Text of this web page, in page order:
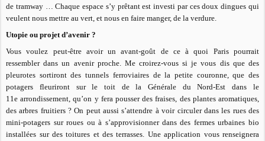
de tramway … Chaque espace s’y prêtant est investi par ces doux dingues qui
veulent nous mettre au vert, et nous en faire manger, de la verdure.
Utopie ou projet d’avenir ?
Vous voulez peut-être avoir un avant-goût de ce à quoi Paris pourrait
ressembler dans un avenir proche. Me croirez-vous si je vous dis que des
pleurotes sortiront des tunnels ferroviaires de la petite couronne, que des
potagers fleuriront sur le toit de la Générale du Nord-Est dans le
11e arrondissement, qu’on y fera pousser des fraises, des plantes aromatiques,
des arbres fruitiers ? On peut aussi s’attendre à voir circuler dans les rues des
mini-potagers sur roues ou à s’approvisionner dans des fermes urbaines bio
installées sur des toitures et des terrasses. Une application vous renseignera